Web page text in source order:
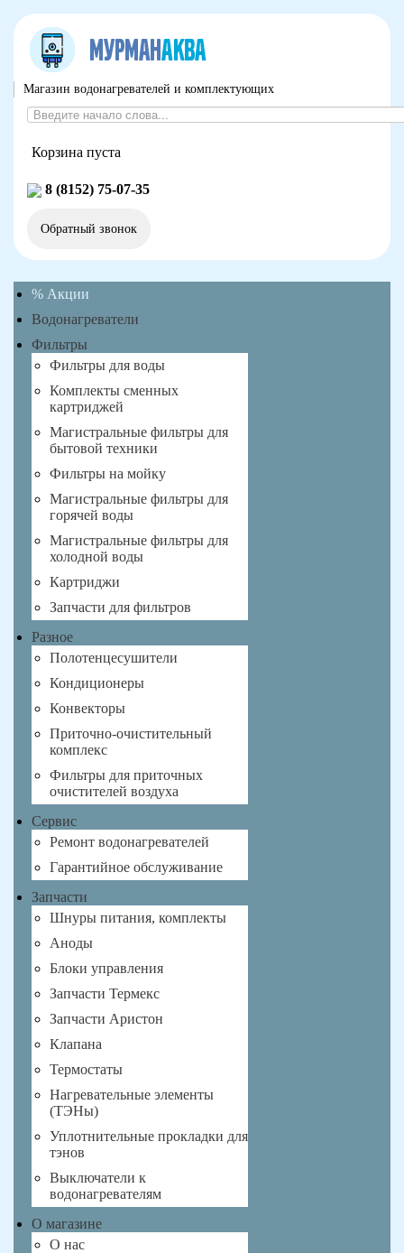
Магазин водонагревателей и комплектующих
Корзина пуста
8 (8152) 75-07-35
Обратный звонок
% Акции
Водонагреватели
Фильтры
Фильтры для воды
Комплекты сменных
картриджей
Магистральные фильтры для
бытовой техники
Фильтры на мойку
Магистральные фильтры для
горячей воды
Магистральные фильтры для
холодной воды
Картриджи
Запчасти для фильтров
Разное
Полотенцесушители
Кондиционеры
Конвекторы
Приточно-очистительный
комплекс
Фильтры для приточных
очистителей воздуха
Сервис
Ремонт водонагревателей
Гарантийное обслуживание
Запчасти
Шнуры питания, комплекты
Аноды
Блоки управления
Запчасти Термекс
Запчасти Аристон
Клапана
Термостаты
Нагревательные элементы
(ТЭНы)
Уплотнительные прокладки для
тэнов
Выключатели к
водонагревателям
О магазине
О нас